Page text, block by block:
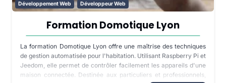
Développement Web Développeur Web
Formation Domotique Lyon
La formation Domotique Lyon offre une maîtrise des techniques
de gestion automatisée pour l'habitation. Utilisant Raspberry Pi et
Jeedom, elle permet de contrôler facilement les appareils d'une
maison connectée. Destinée aux particuliers et professionnels,